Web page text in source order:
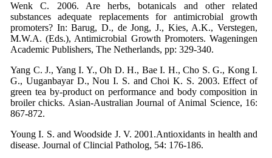
Wenk C. 2006. Are herbs, botanicals and other related
substances adequate replacements for antimicrobial growth
promoters? In: Barug, D., de Jong, J., Kies, A.K., Verstegen,
M.W.A. (Eds.), Antimicrobial Growth Promoters. Wageningen
Academic Publishers, The Netherlands, pp: 329-340.
Yang C. J., Yang I. Y., Oh D. H., Bae I. H., Cho S. G., Kong I.
G., Uuganbayar D., Nou I. S. and Choi K. S. 2003. Effect of
green tea by-product on performance and body composition in
broiler chicks. Asian-Australian Journal of Animal Science, 16:
867-872.
Young I. S. and Woodside J. V. 2001.Antioxidants in health and
disease. Journal of Clincial Patholog, 54: 176-186.